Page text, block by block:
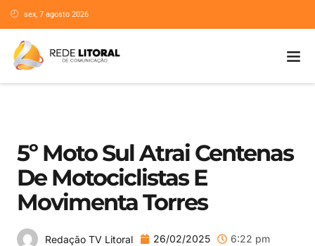
sex, 7 agosto 2026
5º Moto Sul Atrai Centenas
De Motociclistas E
Movimenta Torres
Redação TV Litoral 26/02/2025 6:22 pm